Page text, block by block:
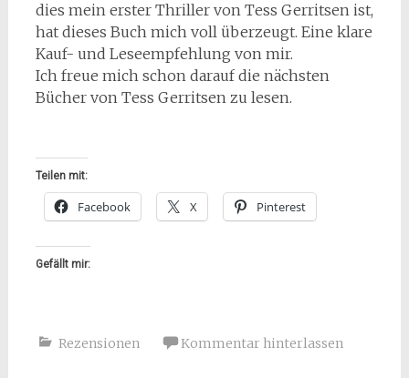
dies mein erster Thriller von Tess Gerritsen ist,
hat dieses Buch mich voll überzeugt. Eine klare
Kauf- und Leseempfehlung von mir.
Ich freue mich schon darauf die nächsten
Bücher von Tess Gerritsen zu lesen.
Teilen mit:
Facebook X Pinterest
Gefällt mir:
Rezensionen Kommentar hinterlassen